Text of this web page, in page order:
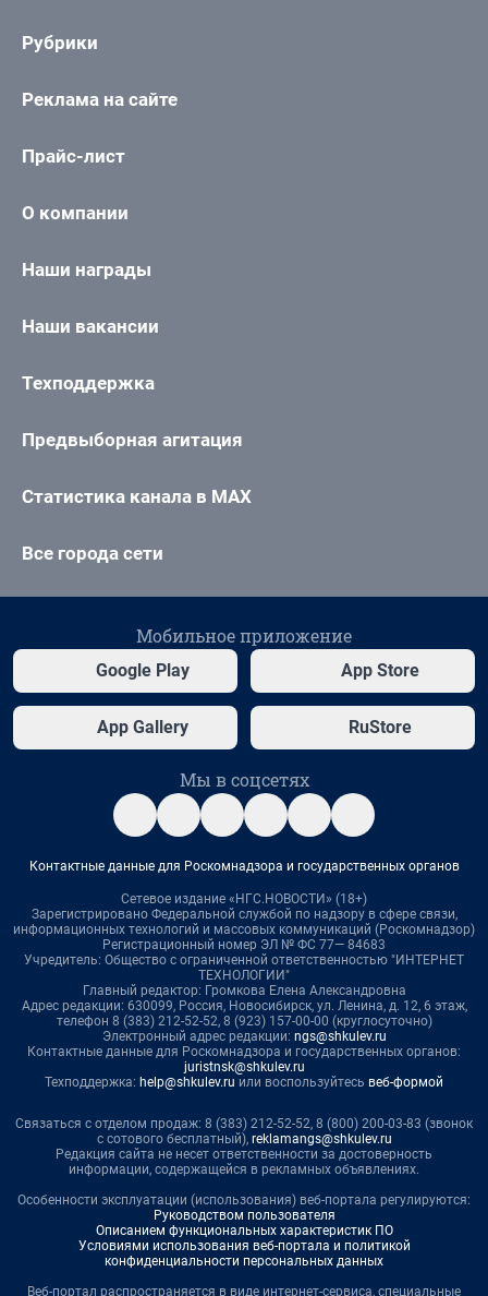
Рубрики
Реклама на сайте
Прайс-лист
О компании
Наши награды
Наши вакансии
Техподдержка
Предвыборная агитация
Статистика канала в MAX
Все города сети
Мобильное приложение
Google Play App Store
App Gallery RuStore
Мы в соцсетях
Контактные данные для Роскомнадзора и государственных органов
Сетевое издание «НГС.НОВОСТИ» (18+)
Зарегистрировано Федеральной службой по надзору в сфере связи,
информационных технологий и массовых коммуникаций (Роскомнадзор)
Регистрационный номер ЭЛ № ФС 77— 84683
Учредитель: Общество с ограниченной ответственностью "ИНТЕРНЕТ
ТЕХНОЛОГИИ"
Главный редактор: Громкова Елена Александровна
Адрес редакции: 630099, Россия, Новосибирск, ул. Ленина, д. 12, 6 этаж,
телефон 8 (383) 212-52-52, 8 (923) 157-00-00 (круглосуточно)
Электронный адрес редакции: ngs@shkulev.ru
Контактные данные для Роскомнадзора и государственных органов:
juristnsk@shkulev.ru
Техподдержка: help@shkulev.ru или воспользуйтесь веб-формой
Связаться с отделом продаж: 8 (383) 212-52-52, 8 (800) 200-03-83 (звонок
с сотового бесплатный), reklamangs@shkulev.ru
Редакция сайта не несет ответственности за достоверность
информации, содержащейся в рекламных объявлениях.
Особенности эксплуатации (использования) веб-портала регулируются:
Руководством пользователя
Описанием функциональных характеристик ПО
Условиями использования веб-портала и политикой
конфиденциальности персональных данных
Веб-портал распространяется в виде интернет-сервиса, специальные